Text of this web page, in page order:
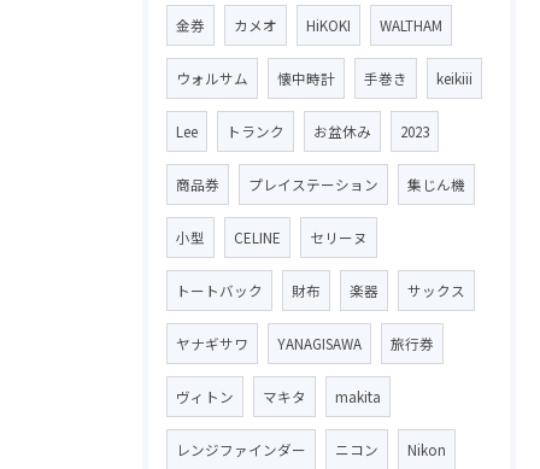
金券 カメオ HiKOKI WALTHAM
ウォルサム 懐中時計 手巻き keikiii
Lee トランク お盆休み 2023
商品券 プレイステーション 集じん機
小型 CELINE セリーヌ
トートバック 財布 楽器 サックス
ヤナギサワ YANAGISAWA 旅行券
ヴィトン マキタ makita
レンジファインダー ニコン Nikon